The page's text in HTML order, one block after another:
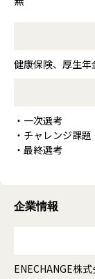
健康保険、厚生
・一次選考
・チャレンジ課題
・最終選考
企業情報
ENECHANGE株式